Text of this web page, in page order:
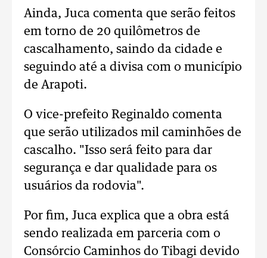
Ainda, Juca comenta que serão feitos
em torno de 20 quilômetros de
cascalhamento, saindo da cidade e
seguindo até a divisa com o município
de Arapoti.
O vice-prefeito Reginaldo comenta
que serão utilizados mil caminhões de
cascalho. "Isso será feito para dar
segurança e dar qualidade para os
usuários da rodovia".
Por fim, Juca explica que a obra está
sendo realizada em parceria com o
Consórcio Caminhos do Tibagi devido